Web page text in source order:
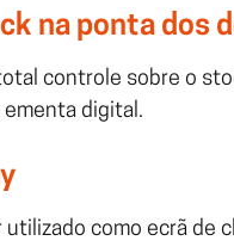
na ponta dos
controle sobre o
digital.
utilizado como ecrã de